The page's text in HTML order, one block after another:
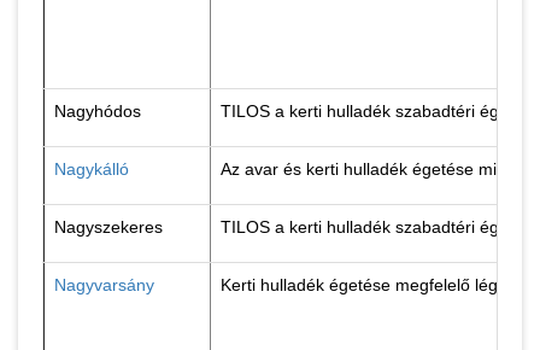
Nagyhódos TILOS a kerti hulladék szabadtéri
Nagykálló Az avar és kerti hulladék égetése
Nagyszekeres TILOS a kerti hulladék szabadtéri
Nagyvarsány Kerti hulladék égetése megfelelő légköri